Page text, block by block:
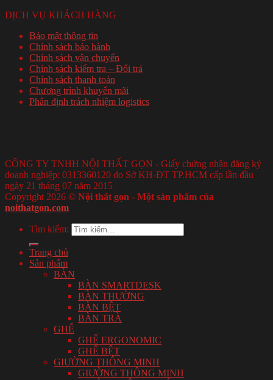
DỊCH VỤ KHÁCH HÀNG
Bảo mật thông tin
Chính sách bảo hành
Chính sách vận chuyển
Chính sách kiểm tra – Đổi trả
Chính sách thanh toán
Chương trình khuyến mãi
Phân định trách nhiệm logistics
CÔNG TY TNHH NỘI THẤT GỌN - Giấy chứng nhận đăng ký
doanh nghiệp: 0313360120 do Sở KH-ĐT TP.HCM cấp lần đầu
ngày 21 tháng 07 năm 2015
Copyright 2026 © Nội thất gọn - Một sản phẩm của
noithatgon.com
Tìm kiếm:
Trang chủ
Sản phẩm
BÀN
BÀN SMARTDESK
BÀN THƯỜNG
BÀN BỆT
BÀN TRÀ
GHẾ
GHẾ ERGONOMIC
GHẾ BỆT
GIƯỜNG THÔNG MINH
GIƯỜNG THÔNG MINH